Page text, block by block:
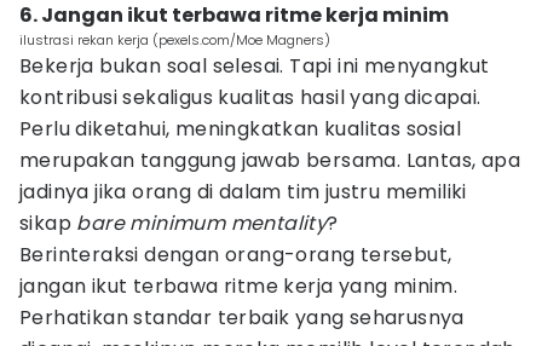
6. Jangan ikut terbawa ritme kerja minim
ilustrasi rekan kerja (pexels.com/Moe Magners)
Bekerja bukan soal selesai. Tapi ini menyangkut
kontribusi sekaligus kualitas hasil yang dicapai.
Perlu diketahui, meningkatkan kualitas sosial
merupakan tanggung jawab bersama. Lantas, apa
jadinya jika orang di dalam tim justru memiliki
sikap bare minimum mentality?
Berinteraksi dengan orang-orang tersebut,
jangan ikut terbawa ritme kerja yang minim.
Perhatikan standar terbaik yang seharusnya